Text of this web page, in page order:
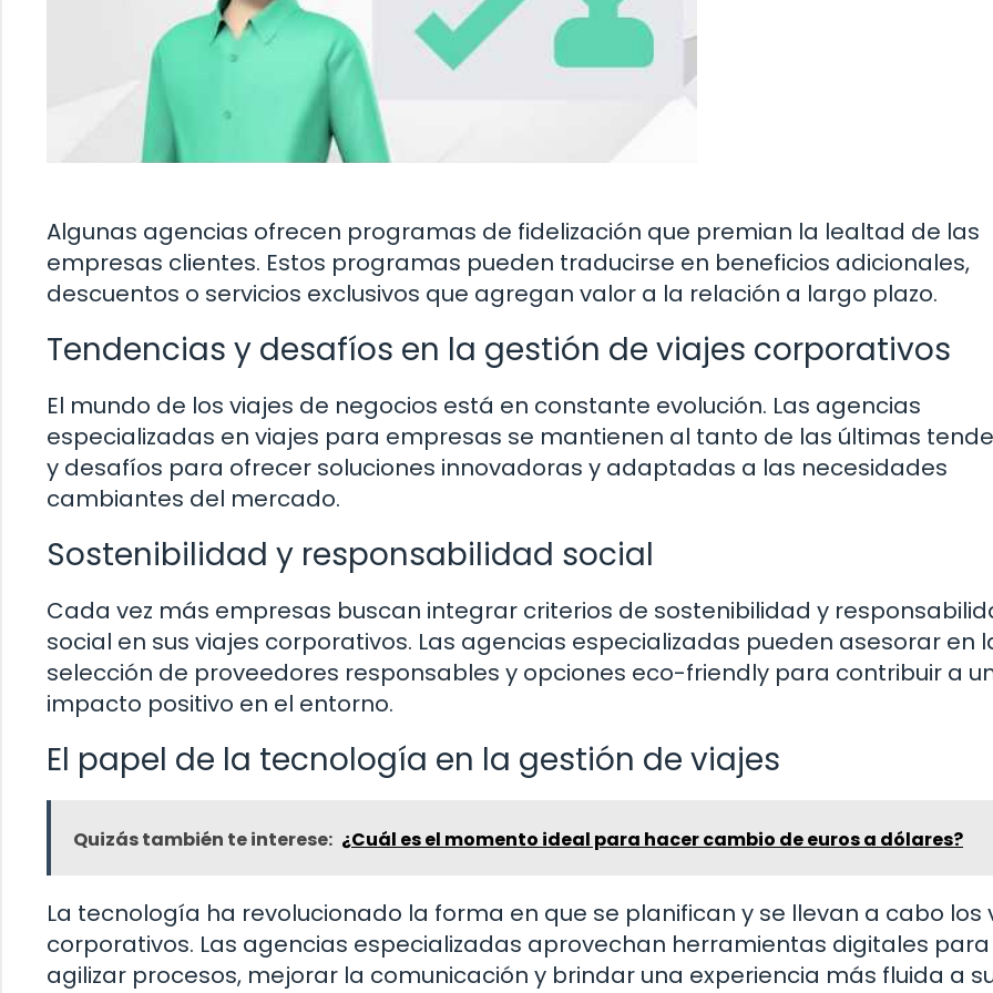
Algunas agencias ofrecen programas de fidelización que premian la lealtad de las
empresas clientes. Estos programas pueden traducirse en beneficios adicionales,
descuentos o servicios exclusivos que agregan valor a la relación a largo plazo.
Tendencias y desafíos en la gestión de viajes corporativos
El mundo de los viajes de negocios está en constante evolución. Las agencias
especializadas en viajes para empresas se mantienen al tanto de las últimas
y desafíos para ofrecer soluciones innovadoras y adaptadas a las necesidades
cambiantes del mercado.
Sostenibilidad y responsabilidad social
Cada vez más empresas buscan integrar criterios de sostenibilidad y
social en sus viajes corporativos. Las agencias especializadas pueden asesorar en
selección de proveedores responsables y opciones eco-friendly para contribuir a
impacto positivo en el entorno.
El papel de la tecnología en la gestión de viajes
Quizás también te interese: ¿Cuál es el momento ideal para hacer cambio de euros a dólares?
La tecnología ha revolucionado la forma en que se planifican y se llevan a cabo los
corporativos. Las agencias especializadas aprovechan herramientas digitales para
agilizar procesos, mejorar la comunicación y brindar una experiencia más fluida a